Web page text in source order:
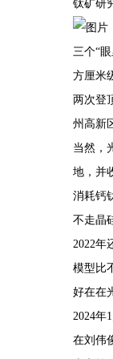
钛矿研
三个“
方厘米
两次登
州高新
当然，
地，并
消耗钙
不走晶
2022年
模型比
好在在
2024年
在刘伟